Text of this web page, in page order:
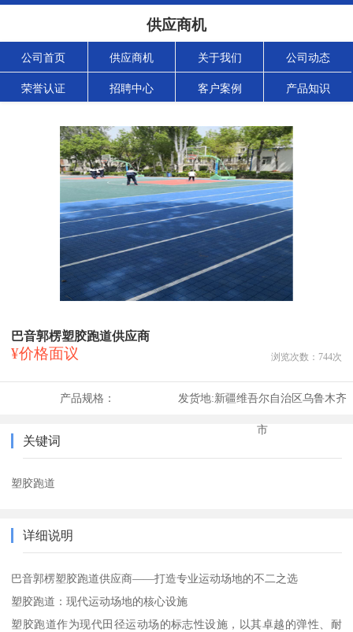
供应商机
公司首页 供应商机 关于我们 公司动态
荣誉认证 招聘中心 客户案例 产品知识
巴音郭楞塑胶跑道供应商
¥价格面议 浏览次数： 744次
产品规格： 发货地:新疆维吾尔自治区乌鲁木齐
市
关键词
塑胶跑道
详细说明
巴音郭楞塑胶跑道供应商——打造专业运动场地的不二之选
塑胶跑道：现代运动场地的核心设施
塑胶跑道作为现代田径运动场的标志性设施，以其卓越的弹性、耐